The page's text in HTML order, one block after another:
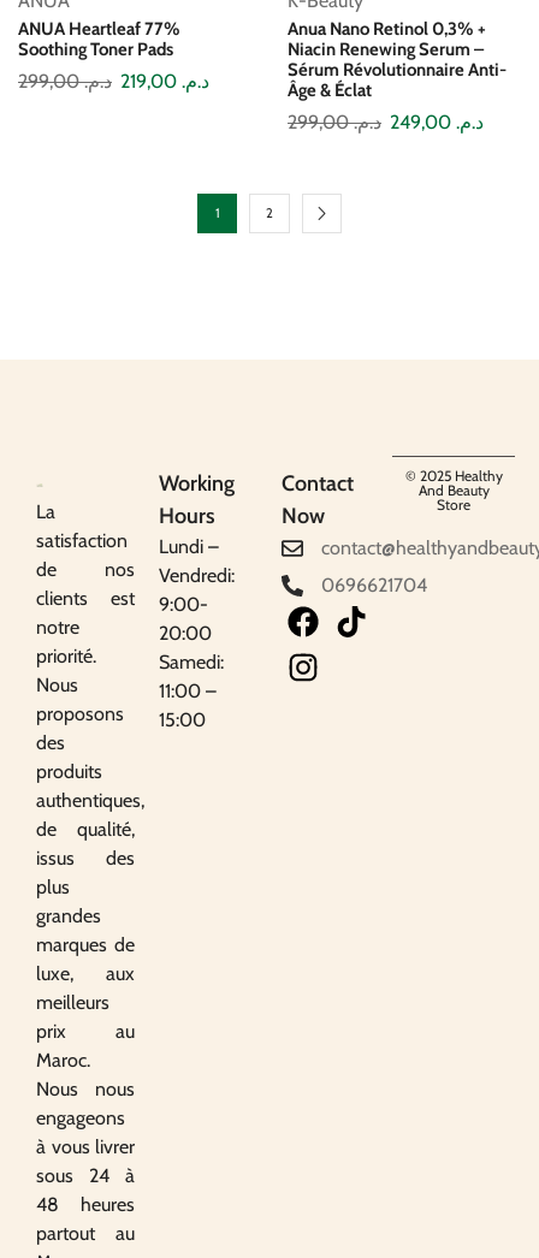
ANUA Heartleaf 77%
Soothing Toner Pads
د.م.299,00 د.م.
Anua Nano Retinol 0,3% +
Niacin Renewing Serum –
Sérum Révolutionnaire Anti-
Âge & Éclat
د.م.299,00 د.م.
1 2
La
satisfaction
de nos
clients est
notre
priorité.
Nous
proposons
des
produits
authentiques,
de qualité,
issus des
plus
grandes
marques de
luxe, aux
meilleurs
prix au
Maroc.
Nous nous
engageons
à vous livrer
sous 24 à
48 heures
partout au
Working
Hours
Lundi –
Vendredi:
9:00-
20:00
Samedi:
11:00 –
15:00
Contact
Now
0696621704
© 2025 Healthy
And Beauty
Store